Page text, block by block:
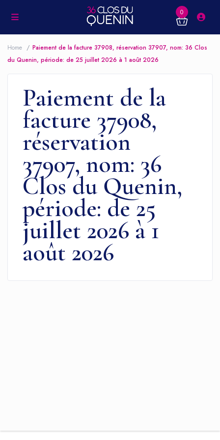
0
Home
Paiement de la facture 37908, réservation 37907, nom: 36 Clos
du Quenin, période: de 25 juillet 2026 à 1 août 2026
Paiement de la
facture 37908,
réservation
37907, nom: 36
Clos du Quenin,
période: de 25
juillet 2026 à 1
août 2026